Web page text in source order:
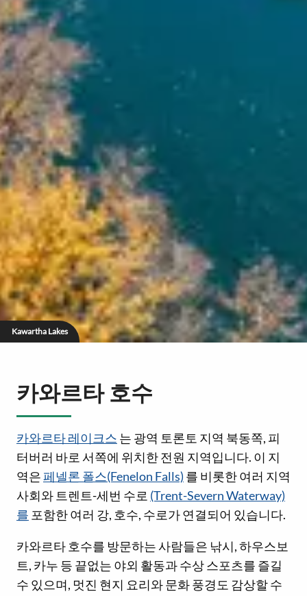
Kawartha Lakes
카와르타 호수
카와르타 레이크스 는 광역 토론토 지역 북동쪽, 피
터버러 바로 서쪽에 위치한 전원 지역입니다. 이 지
역은페넬론 폴스(Fenelon Falls) 를 비롯한 여러 지역
사회와 트렌트-세번 수로 (Trent-Severn Waterway)
를 포함한 여러 강, 호수, 수로가 연결되어 있습니다.
카와르타 호수를 방문하는 사람들은 낚시, 하우스보
트, 카누 등 끝없는 야외 활동과 수상 스포츠를 즐길
수 있으며, 멋진 현지 요리와 문화 풍경도 감상할 수